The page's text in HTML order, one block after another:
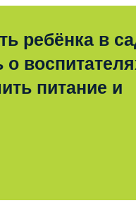
ребёнка в
о
питание и